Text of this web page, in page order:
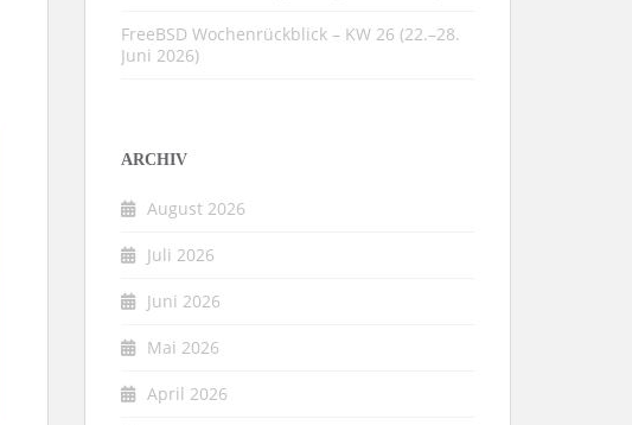
FreeBSD Wochenrückblick – KW 26 (22.–28.
Juni 2026)
ARCHIV
August 2026
Juli 2026
Juni 2026
Mai 2026
April 2026